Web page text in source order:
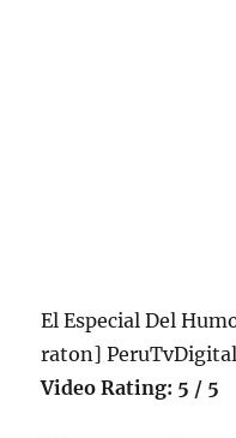
El Especial Del
raton]
Video Rating: 5 / 5